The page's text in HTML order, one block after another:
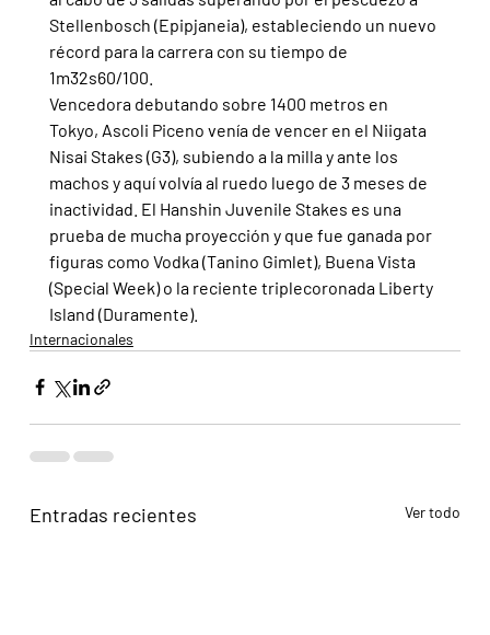
Stellenbosch (Epipjaneia), estableciendo un nuevo
récord para la carrera con su tiempo de
1m32s60/100.
Vencedora debutando sobre 1400 metros en
Tokyo, Ascoli Piceno venía de vencer en el Niigata
Nisai Stakes (G3), subiendo a la milla y ante los
machos y aquí volvía al ruedo luego de 3 meses de
inactividad. El Hanshin Juvenile Stakes es una
prueba de mucha proyección y que fue ganada por
figuras como Vodka (Tanino Gimlet), Buena Vista
(Special Week) o la reciente triplecoronada Liberty
Island (Duramente).
Internacionales
Entradas recientes Ver todo